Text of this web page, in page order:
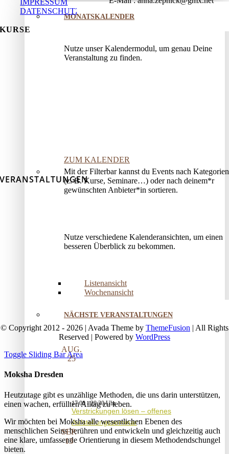
MONATSKALENDER
Nutze unser Kalendermodul, um genau Deine
Veranstaltung zu finden.
ZUM KALENDER
Mit der Filterbar kannst du Events nach Kategorien
(z. B. Kurse, Seminare…) oder nach deinem*r
gewünschten Anbieter*in sortieren.
Nutze verschiedene Kalenderansichten, um einen
besseren Überblick zu bekommen.
Listenansicht
Wochenansicht
NÄCHSTE VERANSTALTUNGEN
AUG.
25
17:00-20:30
Verstrickungen lösen – offenes
Aufstellungsseminar
SEP.
13
IMPRESSUM
DATENSCHUTZ
KURSE
VERANSTALTUNGEN
© Copyright 2012 - 2026 | Avada Theme by ThemeFusion | All Rights
Reserved | Powered by WordPress
Toggle Sliding Bar Area
Moksha Dresden
Heutzutage gibt es unzählige Methoden, die uns darin unterstützen,
einen wachen, erfüllten Alltag zu leben.
Wir möchten bei Moksha alle wesent­lichen Ebenen des
menschlichen Seins berühren und entwickeln und gleichzeitig auch
eine klare, umfassende Orientierung in diesem Methodendschungel
bieten.